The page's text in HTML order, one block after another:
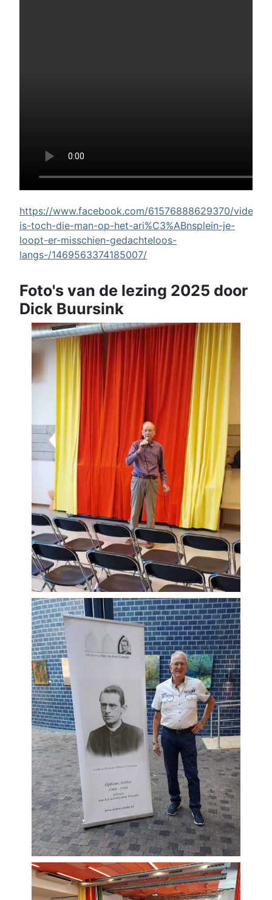
https://www.facebook.com/61576888629370/videos/
is-toch-die-man-op-het-ari%C3%ABnsplein-je-
loopt-er-misschien-gedachteloos-
langs-/1469563374185007/
Foto's van de lezing 2025 door
Dick Buursink